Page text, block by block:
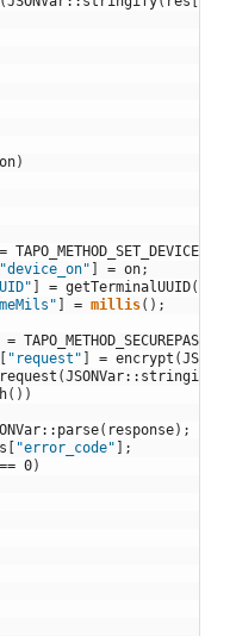
on)
=
"device_on" ] = on;
] = getTerminalUUID(
] = millis( ) ;
=
[ "request" ] = encrypt (
request (JSONVar:: stringify
( ) )
:: parse( response) ;
[ "error_code" ] ;
== 0)